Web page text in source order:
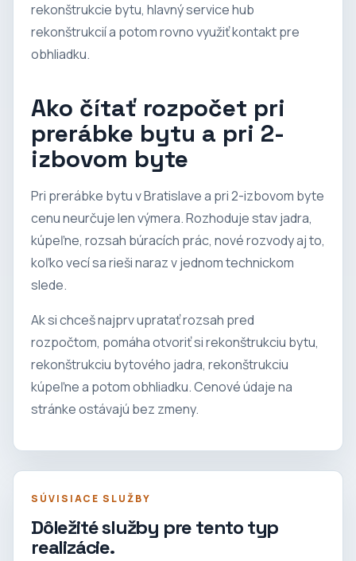
rekonštrukcie bytu, hlavný service hub
rekonštrukciía potom rovno využiťkontakt pre
obhliadku.
Ako čítať rozpočet pri
prerábke bytu a pri 2-
izbovom byte
Pri prerábke bytu v Bratislave a pri 2-izbovom byte
cenu neurčuje len výmera. Rozhoduje stav jadra,
kúpeľne, rozsah búracích prác, nové rozvody aj to,
koľko vecí sa rieši naraz v jednom technickom
slede.
Ak si chceš najprv upratať rozsah pred
rozpočtom, pomáha otvoriť sirekonštrukciu bytu,
rekonštrukciu bytového jadra, rekonštrukciu
kúpeľnea potomobhliadku. Cenové údaje na
stránke ostávajú bez zmeny.
SÚVISIACE SLUŽBY
Dôležité služby pre tento typ
realizácie.